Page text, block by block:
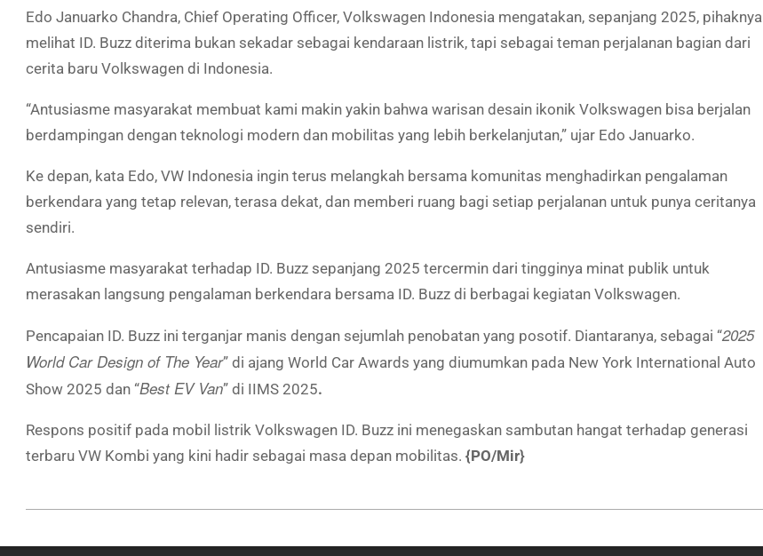
Edo Januarko Chandra, Chief Operating Officer, Volkswagen Indonesia mengatakan, sepanjang 2025, pihaknya
melihat ID. Buzz diterima bukan sekadar sebagai kendaraan listrik, tapi sebagai teman perjalanan bagian dari
cerita baru Volkswagen di Indonesia.
“Antusiasme masyarakat membuat kami makin yakin bahwa warisan desain ikonik Volkswagen bisa berjalan
berdampingan dengan teknologi modern dan mobilitas yang lebih berkelanjutan,” ujar Edo Januarko.
Ke depan, kata Edo, VW Indonesia ingin terus melangkah bersama komunitas menghadirkan pengalaman
berkendara yang tetap relevan, terasa dekat, dan memberi ruang bagi setiap perjalanan untuk punya ceritanya
sendiri.
Antusiasme masyarakat terhadap ID. Buzz sepanjang 2025 tercermin dari tingginya minat publik untuk
merasakan langsung pengalaman berkendara bersama ID. Buzz di berbagai kegiatan Volkswagen.
Pencapaian ID. Buzz ini terganjar manis dengan sejumlah penobatan yang posotif. Diantaranya, sebagai “2025
World Car Design of The Year” di ajang World Car Awards yang diumumkan pada New York International Auto
Show 2025 dan “Best EV Van” di IIMS 2025.
Respons positif pada mobil listrik Volkswagen ID. Buzz ini menegaskan sambutan hangat terhadap generasi
terbaru VW Kombi yang kini hadir sebagai masa depan mobilitas. {PO/Mir}